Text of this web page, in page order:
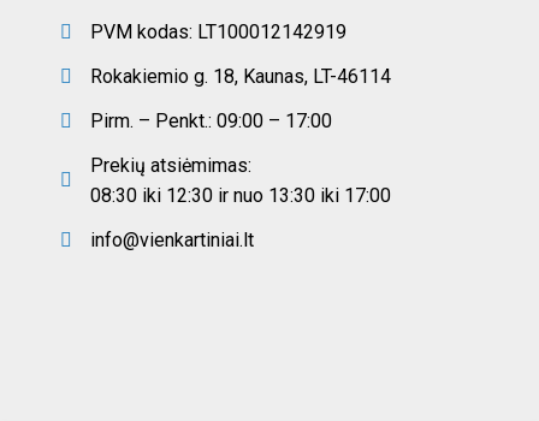
PVM kodas: LT100012142919
Rokakiemio g. 18, Kaunas, LT-46114
Pirm. – Penkt.: 09:00 – 17:00
Prekių atsiėmimas:
08:30 iki 12:30 ir nuo 13:30 iki 17:00
info@vienkartiniai.lt